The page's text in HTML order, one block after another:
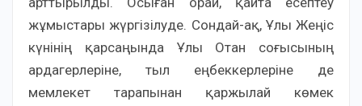
жұмыстары жүргізілуде. Сондай-ақ, Ұлы Жеңіс
күнінің қарсаңында Ұлы Отан соғысының
ардагерлеріне, тыл еңбеккерлеріне де
мемлекет тарапынан қаржылай көмек